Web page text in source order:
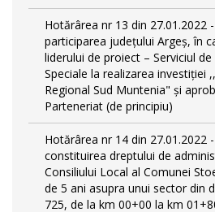
Hotărârea nr 13 din 27.01.2022
participarea județului Argeș, în
liderului de proiect – Serviciul
Speciale la realizarea investiției
Regional Sud Muntenia" și
Parteneriat (de principiu)
Hotărârea nr 14 din 27.01.2022
constituirea dreptului de
Consiliului Local al Comunei
de 5 ani asupra unui sector din
725, de la km 00+00 la km